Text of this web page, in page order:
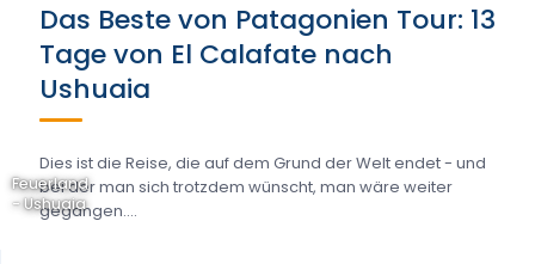
Das Beste von Patagonien Tour: 13
Tage von El Calafate nach
Ushuaia
Dies ist die Reise, die auf dem Grund der Welt endet - und
bei der man sich trotzdem wünscht, man wäre weiter
gegangen....
Feuerland
- Ushuaia